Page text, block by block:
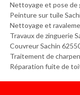
Nettoyage et pose de
Peinture sur tuile
Nettoyage et
Travaux de zinguerie
Couvreur Sachin
Traitement de
Réparation fuite de